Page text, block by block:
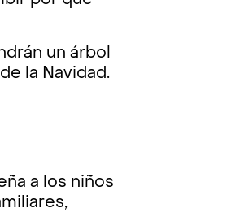
un árbol
la Navidad.
a los niños